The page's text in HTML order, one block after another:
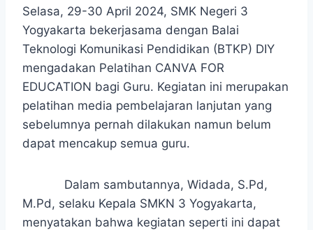
Selasa, 29-30 April 2024, SMK Negeri 3
Yogyakarta bekerjasama dengan Balai
Teknologi Komunikasi Pendidikan (BTKP) DIY
mengadakan Pelatihan CANVA FOR
EDUCATION bagi Guru. Kegiatan ini merupakan
pelatihan media pembelajaran lanjutan yang
sebelumnya pernah dilakukan namun belum
dapat mencakup semua guru.
Dalam sambutannya, Widada, S.Pd,
M.Pd, selaku Kepala SMKN 3 Yogyakarta,
menyatakan bahwa kegiatan seperti ini dapat